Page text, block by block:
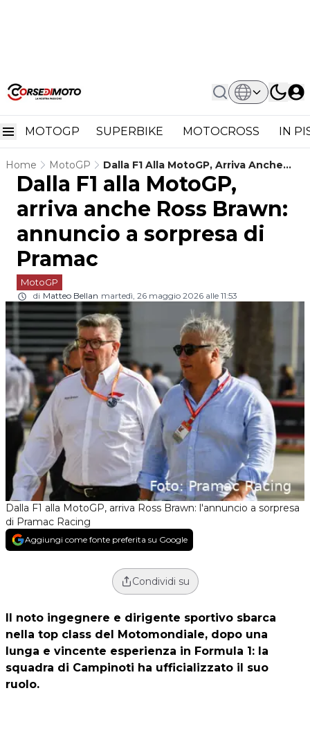
MOTOGP SUPERBIKE MOTOCROSS IN
Home MotoGP
Dalla F1 Alla MotoGP, Arriva Anche
Ross Brawn: Annuncio A Sorpresa Di
Pramac
Dalla F1 alla MotoGP,
arriva anche Ross Brawn:
annuncio a sorpresa di
Pramac
MotoGP
di Matteo Bellan martedì, 26 maggio 2026 alle 11:53
Dalla F1 alla MotoGP, arriva Ross Brawn: l'annuncio a sorpresa
di Pramac Racing
Aggiungi come fonte preferita su Google
Condividi su
Il noto ingegnere e dirigente sportivo sbarca
nella top class del Motomondiale, dopo una
lunga e vincente esperienza in Formula 1: la
squadra di Campinoti ha ufficializzato il suo
ruolo.